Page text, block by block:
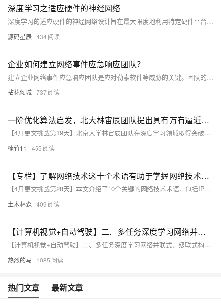
深度学习之适应硬件的神经网络
深度学习的适应硬件的神经网络设计旨在最大限度地利用特定硬件平台的计算和存储能力，提高模型的执行效率和性能。这些硬件包括图形处理单元（GPU）、张量处理单元（TPU）、现场可编程门阵列（FPGA）和专用集成电路（ASIC）。
源码星辰 434
企业如何建立网络事件应急响应团队？
建立企业网络事件应急响应团队是应对勒索软件等威胁的关键。团队的迅速、高效行动能减轻攻击影响。首先，企业需决定是外包服务还是自建团队。外包通常更经济，适合多数公司，但大型或有复杂IT环境的企业可能选择内部团队。团队包括应急响应小组和技术支持监控团队，前者专注于安全事件处理，后者负责日常IT运维和安全监控。团队应包括安全分析工程师、IT工程师、恶意软件分析师、项目经理、公关和法律顾问等角色。此外，选择合适的工具（如SIEM、SOAR、XDR），制定行动手册、合规政策，创建报告模板，并进行定期训练和演练以确保团队的有效性。外包时，理解团队构成和运作方式依然重要。
拈花倾城 737
一阶优化算法启发，北大林宙辰团队提出具有万有逼近性质的神经网络架构的设计方法
【4月更文挑战第19天】北京大学林宙辰团队在深度学习领域取得突破，提出基于一阶优化算法的神经网络设计方法，构建具有万有逼近性质的模型，提升训练速度和泛化能力。该方法利用一阶导数信息，高效处理大规模问题。虽然面临非光滑优化和收敛速度挑战，但团队通过正则化和自适应学习率等策略进行改进，相关研究在多个标准数据集上表现出色。
楠竹11 455
【专栏】了解网络技术这十个术语有助于掌握网络技术原理，适应不断发展的网络技术并创造更多价值
【4月更文挑战第28天】本文介绍了10个关键的网络技术术语，包括IP地址、子网掩码、DNS、防火墙、VPN、路由器、交换机、HTTP、TCP/IP和云计算，帮助读者理解网络基础和安全，以应对数字化时代挑战。了解这些术语有助于掌握网络技术原理，适应不断发展的网络技术并创造更多价值。
土木林森 409
【计算机视觉+自动驾驶】二、多任务深度学习网络并联式、级联式构建详细讲解（图像解释 超详细必看）
【计算机视觉+自动驾驶】二、多任务深度学习网络并联式、级联式构建详细讲解（图像解释 超详细必看）
热烈的马 1085
热门文章 最新文章